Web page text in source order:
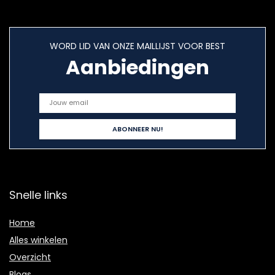
WORD LID VAN ONZE MAILLIJST VOOR BEST
Aanbiedingen
Snelle links
Home
Alles winkelen
Overzicht